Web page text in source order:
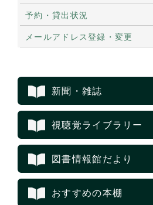
予約・貸出状況
メールアドレス登録・変更
新聞・雑誌
視聴覚ライブラリー
図書情報館だより
おすすめの本棚